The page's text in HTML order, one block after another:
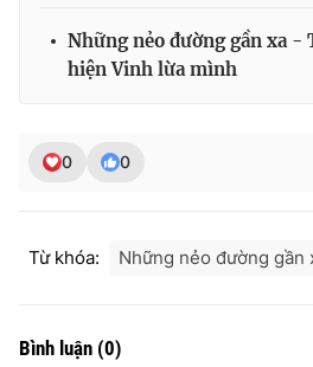
Những nẻo đường gần xa -
hiện Vinh lừa mình
0 0
Từ khóa: Những nẻo đường gần
Bình luận (0)